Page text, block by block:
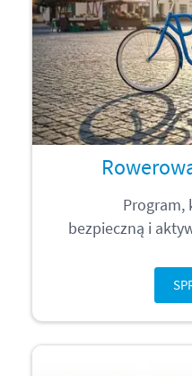
Program,
bezpieczną i